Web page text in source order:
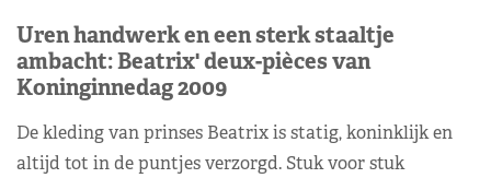
Uren handwerk en een sterk staaltje
ambacht: Beatrix' deux-pièces van
Koninginnedag 2009
De kleding van prinses Beatrix is statig, koninklijk en
altijd tot in de puntjes verzorgd. Stuk voor stuk